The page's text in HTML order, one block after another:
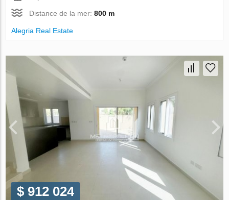
Distance de la mer:800 m
Alegria Real Estate
$ 912 024